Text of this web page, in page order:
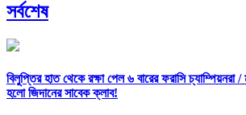
সর্বশেষ
বিলুপ্তির হাত থেকে রক্ষা পেল ৬ বারের ফরাসি চ্যাম্পিয়নরা /
হলো জিদানের সাবেক ক্লাব!